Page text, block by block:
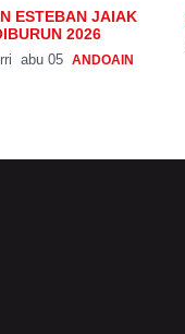
ESTEBAN JAIAK
2026
abu 05 ANDOAIN